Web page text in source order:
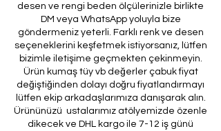
desen ve rengi beden ölçülerinizle birlikte
DM veya WhatsApp yoluyla bize
göndermeniz yeterli. Farklı renk ve desen
seçeneklerini keşfetmek istiyorsanız, lütfen
bizimle iletişime geçmekten çekinmeyin.
Ürün kumaş tüy vb değerler çabuk fiyat
değiştiğinden dolayı doğru fiyatlandırmayı
lütfen ekip arkadaşlarımıza danışarak alın.
Ürününüzü ustalarımız atölyemizde özenle
dikecek ve DHL kargo ile 7-12 iş günü